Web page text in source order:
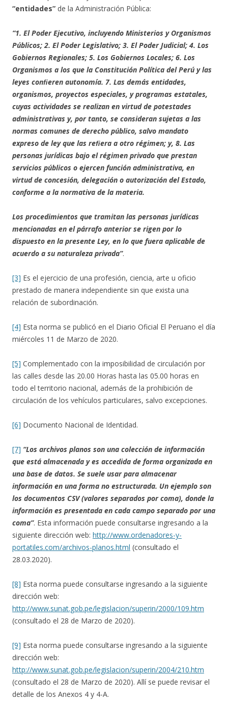
“entidades” de la Administración Pública:
“1. El Poder Ejecutivo, incluyendo Ministerios y Organismos
Públicos; 2. El Poder Legislativo; 3. El Poder Judicial; 4. Los
Gobiernos Regionales; 5. Los Gobiernos Locales; 6. Los
Organismos a los que la Constitución Política del Perú y las
leyes conﬁeren autonomía. 7. Las demás entidades,
organismos, proyectos especiales, y programas estatales,
cuyas actividades se realizan en virtud de potestades
administrativas y, por tanto, se consideran sujetas a las
normas comunes de derecho público, salvo mandato
expreso de ley que las reﬁera a otro régimen; y, 8. Las
personas jurídicas bajo el régimen privado que prestan
servicios públicos o ejercen función administrativa, en
virtud de concesión, delegación o autorización del Estado,
conforme a la normativa de la materia.
Los procedimientos que tramitan las personas jurídicas
mencionadas en el párrafo anterior se rigen por lo
dispuesto en la presente Ley, en lo que fuera aplicable de
acuerdo a su naturaleza privada”.
[3] Es el ejercicio de una profesión, ciencia, arte u oficio
prestado de manera independiente sin que exista una
relación de subordinación.
[4] Esta norma se publicó en el Diario Oficial El Peruano el día
miércoles 11 de Marzo de 2020.
[5] Complementado con la imposibilidad de circulación por
las calles desde las 20.00 Horas hasta las 05.00 horas en
todo el territorio nacional, además de la prohibición de
circulación de los vehículos particulares, salvo excepciones.
[6] Documento Nacional de Identidad.
[7] “Los archivos planos son una colección de información
que está almacenada y es accedida de forma organizada en
una base de datos. Se suele usar para almacenar
información en una forma no estructurada. Un ejemplo son
los documentos CSV (valores separados por coma), donde la
información es presentada en cada campo separado por una
coma”. Esta información puede consultarse ingresando a la
siguiente dirección web: http://www.ordenadores-y-
portatiles.com/archivos-planos.html (consultado el
28.03.2020).
[8] Esta norma puede consultarse ingresando a la siguiente
dirección web:
http://www.sunat.gob.pe/legislacion/superin/2000/109.htm
(consultado el 28 de Marzo de 2020).
[9] Esta norma puede consultarse ingresando a la siguiente
dirección web:
http://www.sunat.gob.pe/legislacion/superin/2004/210.htm
(consultado el 28 de Marzo de 2020). Allí se puede revisar el
detalle de los Anexos 4 y 4-A.